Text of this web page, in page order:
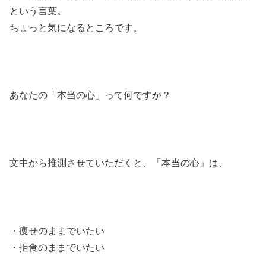
という言葉。
ちょっと気になるところです。
あなたの「本当の心」って何ですか？
文中から推測させていただくと、「本当の心」は、
・痩せのままでいたい
・拒食のままでいたい